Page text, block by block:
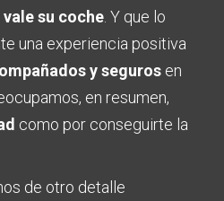
su coche . Y que lo
una experiencia positiva
y seguros en
en resumen,
como por conseguirte la
de otro detalle